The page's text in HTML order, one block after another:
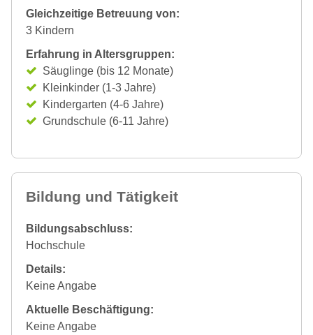
Gleichzeitige Betreuung von:
3 Kindern
Erfahrung in Altersgruppen:
Säuglinge (bis 12 Monate)
Kleinkinder (1-3 Jahre)
Kindergarten (4-6 Jahre)
Grundschule (6-11 Jahre)
Bildung und Tätigkeit
Bildungsabschluss:
Hochschule
Details:
Keine Angabe
Aktuelle Beschäftigung:
Keine Angabe